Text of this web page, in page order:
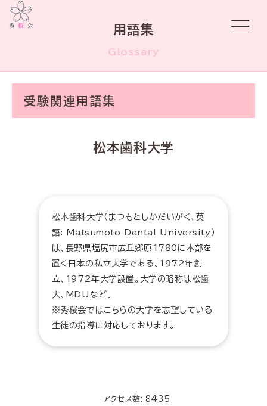
用語集
Glossary
受験関連用語集
松本歯科大学
松本歯科大学（まつもとしかだいがく、英
語: Matsumoto Dental University）
は、長野県塩尻市広丘郷原1780に本部を
置く日本の私立大学である。1972年創
立、1972年大学設置。大学の略称は松歯
大、MDUなど。
※秀桜会ではこちらの大学を志望している
生徒の指導に対応しております。
アクセス数: 8435